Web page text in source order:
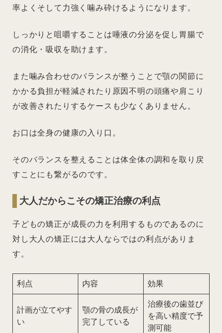
率よくそして力強く噛み砕けるようになります。
しっかりと咀嚼することは唾液の分泌を促し胃腸で
の消化・吸収を助けます。
また噛み合わせのバランスが整うことで顎の関節に
かかる負担が軽減されたり原因不明の頭痛や肩こり
が改善されたりするケースも少なくありません。
お口は全身の健康の入り口。
そのバランスを整えることは体全体の調和を取り戻
すことにも繋がるのです。
大人だからこその矯正治療の利点
子どもの矯正が成長の力を利用するものであるのに
対し大人の矯正には大人ならではの利点がありま
す。
利点 内容 効果
計画が立てやす
い
顎の骨の成長が
完了している
治療後の歯並び
を高い精度で予
測可能